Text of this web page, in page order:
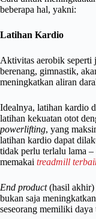
beberapa hal, yakni:
Latihan Kardio
Aktivitas aerobik seperti
berenang, gimnastik,
meningkatkan aliran
Idealnya, latihan kardio
latihan kekuatan otot
powerlifting, yang
latihan kardio dapat
tidak perlu terlalu lama
memakai treadmill
End product(hasil akhir)
bukan saja
seseorang memiliki